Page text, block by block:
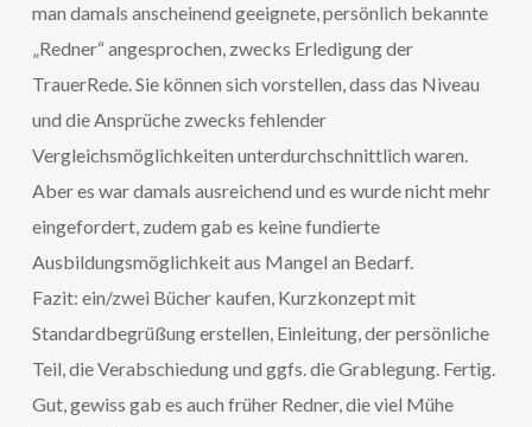
man damals anscheinend geeignete, persönlich bekannte
„Redner“ angesprochen, zwecks Erledigung der
TrauerRede. Sie können sich vorstellen, dass das Niveau
und die Ansprüche zwecks fehlender
Vergleichsmöglichkeiten unterdurchschnittlich waren.
Aber es war damals ausreichend und es wurde nicht mehr
eingefordert, zudem gab es keine fundierte
Ausbildungsmöglichkeit aus Mangel an Bedarf.
Fazit: ein/zwei Bücher kaufen, Kurzkonzept mit
Standardbegrüßung erstellen, Einleitung, der persönliche
Teil, die Verabschiedung und ggfs. die Grablegung. Fertig.
Gut, gewiss gab es auch früher Redner, die viel Mühe